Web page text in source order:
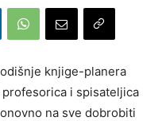
knjige-planera
i spisateljica
na sve dobrobiti